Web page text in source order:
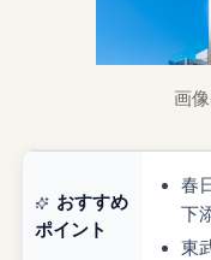
画
おすすめ
ポイント
春
下
東